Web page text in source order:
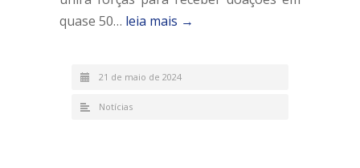
quase 50… leia mais →
21 de maio de 2024
Notícias